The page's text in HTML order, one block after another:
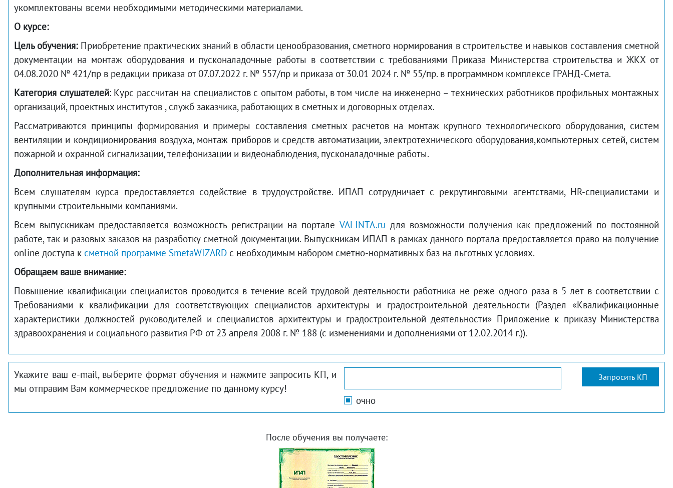
укомплектованы всеми необходимыми методическими материалами.
О курсе:
Цель обучения:Приобретение практических знаний в области ценообразования, сметного нормирования в строительстве и навыков составления сметной
документации на монтаж оборудования и пусконаладочные работы в соответствии с требованиями Приказа Министерства строительства и ЖКХ от
04.08.2020 № 421/пр в редакции приказа от 07.07.2022 г. № 557/пр и приказа от 30.01 2024 г. № 55/пр. в программном комплексе ГРАНД-Смета.
Категория слушателей: Курс рассчитан на специалистов с опытом работы, в том числе на инженерно – технических работников профильных монтажных
организаций, проектных институтов , служб заказчика, работающих в сметных и договорных отделах.
Рассматриваются принципы формирования и примеры составления сметных расчетов на монтаж крупного технологического оборудования, систем
вентиляции и кондиционирования воздуха, монтаж приборов и средств автоматизации, электротехнического оборудования,компьютерных сетей, систем
пожарной и охранной сигнализации, телефонизации и видеонаблюдения, пусконаладочные работы.
Дополнительная информация:
Всем слушателям курса предоставляется содействие в трудоустройстве. ИПАП сотрудничает с рекрутинговыми агентствами, HR-специалистами и
крупными строительными компаниями.
Всем выпускникам предоставляется возможность регистрации на портале VALINTA.ru для возможности получения как предложений по постоянной
работе, так и разовых заказов на разработку сметной документации. Выпускникам ИПАП в рамках данного портала предоставляется право на получение
online доступа к сметной программе SmetaWIZARD с необходимым набором сметно-нормативных баз на льготных условиях.
Обращаем ваше внимание:
Повышение квалификации специалистов проводится в течение всей трудовой деятельности работника не реже одного раза в 5 лет в соответствии с
Требованиями к квалификации для соответствующих специалистов архитектуры и градостроительной деятельности (Раздел «Квалификационные
характеристики должностей руководителей и специалистов архитектуры и градостроительной деятельности» Приложение к приказу Министерства
здравоохранения и социального развития РФ от 23 апреля 2008 г. № 188 (с изменениями и дополнениями от 12.02.2014 г.)).
Укажите ваш e-mail, выберите формат обучения и нажмите запросить КП, и
мы отправим Вам коммерческое предложение по данному курсу!
очно
После обучения вы получаете: